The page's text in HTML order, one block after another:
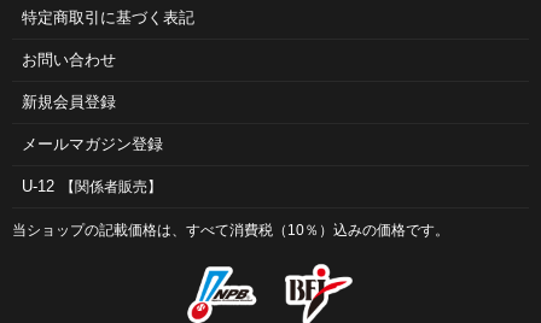
特定商取引に基づく表記
お問い合わせ
新規会員登録
メールマガジン登録
U-12 【関係者販売】
当ショップの記載価格は、すべて消費税（10％）込みの価格です。